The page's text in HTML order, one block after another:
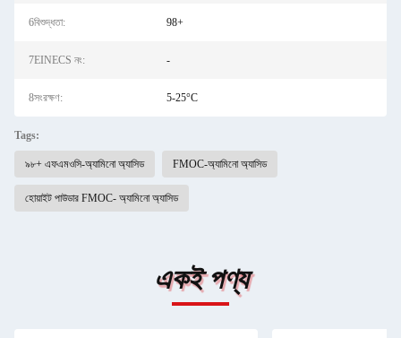
6বিশুদ্ধতা: 98+
7EINECS নং: -
8সংরক্ষণ: 5-25°C
Tags:
৯৮+ এফএমওসি-অ্যামিনো অ্যাসিড FMOC-অ্যামিনো অ্যাসিড
হোয়াইট পাউডার FMOC- অ্যামিনো অ্যাসিড
একই পণ্য